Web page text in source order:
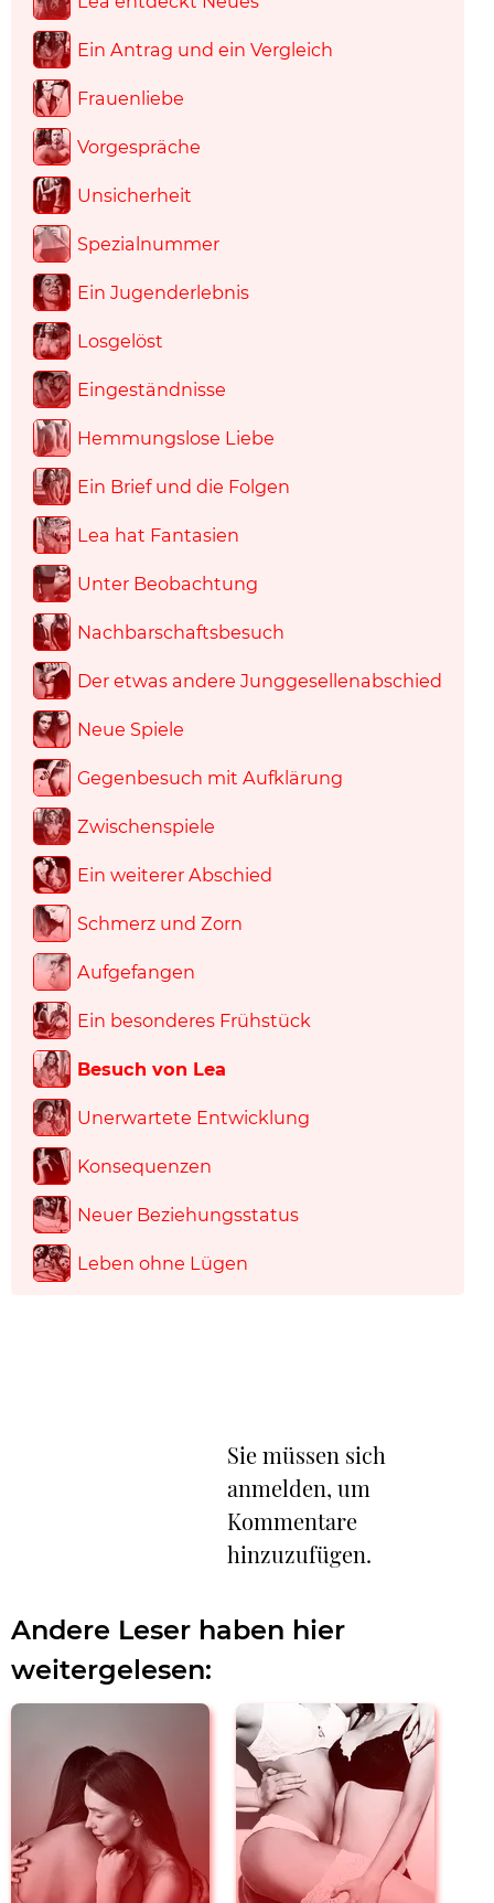
Ein Antrag und ein Vergleich
Frauenliebe
Vorgespräche
Unsicherheit
Spezialnummer
Ein Jugenderlebnis
Losgelöst
Eingeständnisse
Hemmungslose Liebe
Ein Brief und die Folgen
Lea hat Fantasien
Unter Beobachtung
Nachbarschaftsbesuch
Der etwas andere Junggesellenabschied
Neue Spiele
Gegenbesuch mit Aufklärung
Zwischenspiele
Ein weiterer Abschied
Schmerz und Zorn
Aufgefangen
Ein besonderes Frühstück
Besuch von Lea
Unerwartete Entwicklung
Konsequenzen
Neuer Beziehungsstatus
Leben ohne Lügen
Sie müssen sich
anmelden, um
Kommentare
hinzuzufügen.
Andere Leser haben hier
weitergelesen: